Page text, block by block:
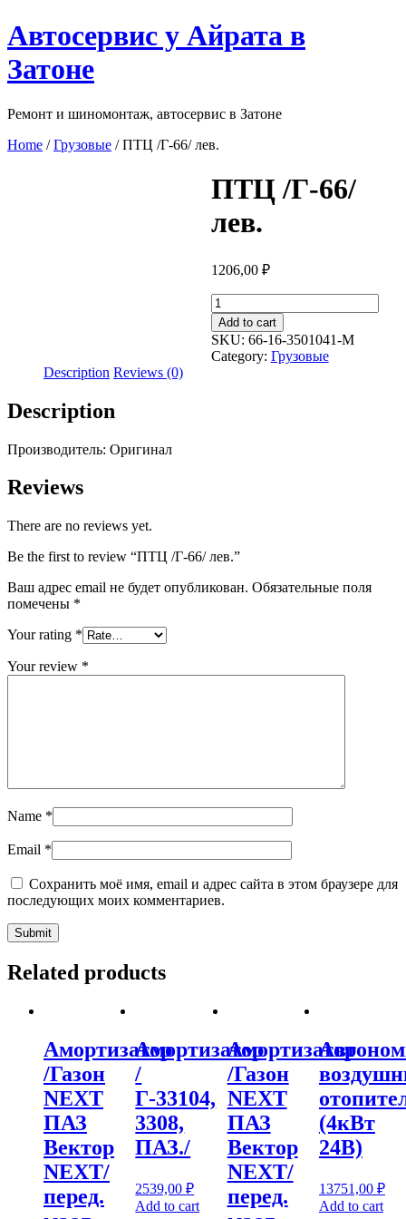
Перейти
к
содержимому
Автосервис у Айрата в
Затоне
Ремонт и шиномонтаж, автосервис в Затоне
Home /Грузовые / ПТЦ /Г-66/ лев.
ПТЦ /Г-66/
лев.
1206,00 ₽
ПТЦ
/
Г-66/
лев.
quantity
Add to cart
SKU: 66-16-3501041-M
Category: Грузовые
Description Reviews (0)
Description
Производитель: Оригинал
Reviews
There are no reviews yet.
Be the first to review “ПТЦ /Г-66/ лев.”
Ваш адрес email не будет опубликован. Обязательные поля
помечены *
Your rating *
Your review *
Name *
Email *
Сохранить моё имя, email и адрес сайта в этом браузере для
последующих моих комментариев.
Related products
Амортизатор
/Газон
NEXT
ПАЗ
Вектор
NEXT/
перед.
Амортизатор
/
Г-33104,
3308,
ПАЗ./
2539,00₽
Add to cart
Амортизатор
/Газон
NEXT
ПАЗ
Вектор
NEXT/
перед.
(4кВт
24В)
13751,00 ₽
Add to cart